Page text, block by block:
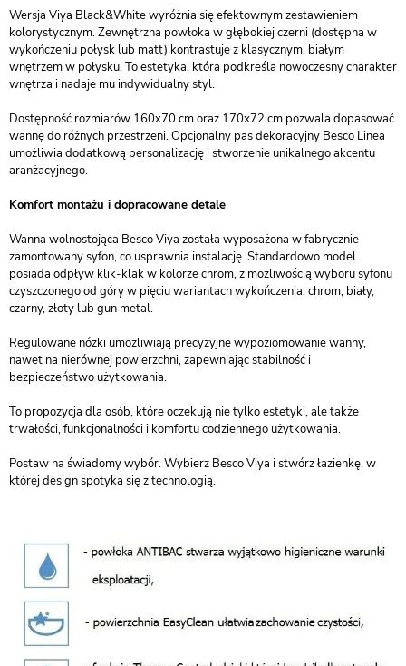
Wersja Viya Black&White wyróżnia się efektownym zestawieniem
kolorystycznym. Zewnętrzna powłoka w głębokiej czerni (dostępna w
wykończeniu połysk lub matt) kontrastuje z klasycznym, białym
wnętrzem w połysku. To estetyka, która podkreśla nowoczesny charakter
wnętrza i nadaje mu indywidualny styl.
Dostępność rozmiarów 160x70 cm oraz 170x72 cm pozwala dopasować
wannę do różnych przestrzeni. Opcjonalny pas dekoracyjny Besco Linea
umożliwia dodatkową personalizację i stworzenie unikalnego akcentu
aranżacyjnego.
Komfort montażu i dopracowane detale
Wanna wolnostojąca Besco Viya została wyposażona w fabrycznie
zamontowany syfon, co usprawnia instalację. Standardowo model
posiada odpływ klik-klak w kolorze chrom, z możliwością wyboru syfonu
czyszczonego od góry w pięciu wariantach wykończenia: chrom, biały,
czarny, złoty lub gun metal.
Regulowane nóżki umożliwiają precyzyjne wypoziomowanie wanny,
nawet na nierównej powierzchni, zapewniając stabilność i
bezpieczeństwo użytkowania.
To propozycja dla osób, które oczekują nie tylko estetyki, ale także
trwałości, funkcjonalności i komfortu codziennego użytkowania.
Postaw na świadomy wybór. Wybierz Besco Viya i stwórz łazienkę, w
której design spotyka się z technologią.